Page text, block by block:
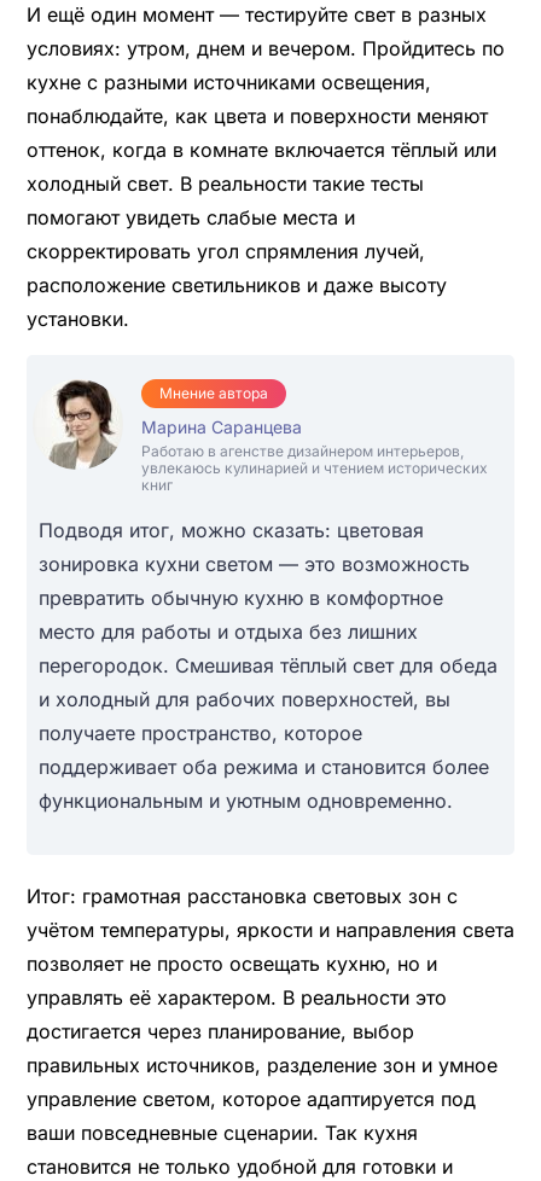
И ещё один момент — тестируйте свет в разных
условиях: утром, днем и вечером. Пройдитесь по
кухне с разными источниками освещения,
понаблюдайте, как цвета и поверхности меняют
оттенок, когда в комнате включается тёплый или
холодный свет. В реальности такие тесты
помогают увидеть слабые места и
скорректировать угол спрямления лучей,
расположение светильников и даже высоту
установки.
Мнение автора
Марина Саранцева
Работаю в агенстве дизайнером интерьеров,
увлекаюсь кулинарией и чтением исторических
книг
Подводя итог, можно сказать: цветовая
зонировка кухни светом — это возможность
превратить обычную кухню в комфортное
место для работы и отдыха без лишних
перегородок. Смешивая тёплый свет для обеда
и холодный для рабочих поверхностей, вы
получаете пространство, которое
поддерживает оба режима и становится более
функциональным и уютным одновременно.
Итог: грамотная расстановка световых зон с
учётом температуры, яркости и направления света
позволяет не просто освещать кухню, но и
управлять её характером. В реальности это
достигается через планирование, выбор
правильных источников, разделение зон и умное
управление светом, которое адаптируется под
ваши повседневные сценарии. Так кухня
становится не только удобной для готовки и